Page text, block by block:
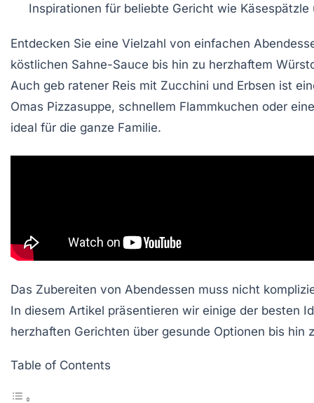
Inspirationen für beliebte Gericht wie Käsespätzle
Entdecken Sie eine Vielzahl von einfachen
köstlichen Sahne-Sauce bis hin zu herzhaftem
Auch geb ratener Reis mit Zucchini und Erbsen ist
Omas Pizzasuppe, schnellem Flammkuchen oder
ideal für die ganze Familie.
Das Zubereiten von Abendessen muss nicht
In diesem Artikel präsentieren wir einige der besten
herzhaften Gerichten über gesunde Optionen bis
Table of Contents